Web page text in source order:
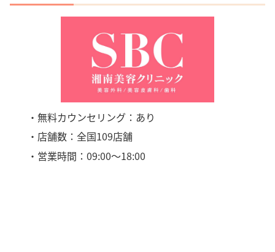
・無料カウンセリング：あり
・店舗数：全国109店舗
・営業時間：09:00〜18:00